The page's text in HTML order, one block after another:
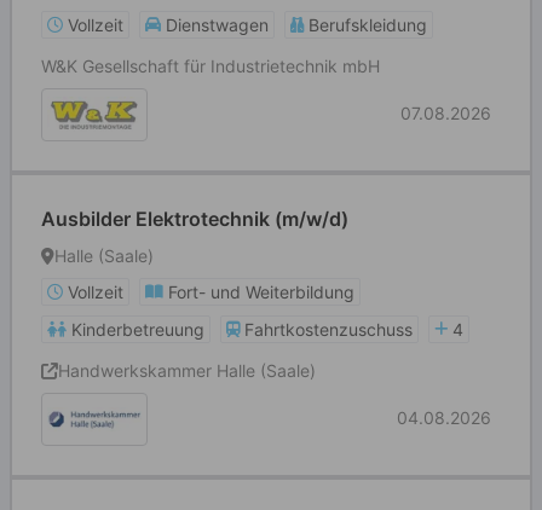
Vollzeit
Dienstwagen
Berufskleidung
W&K Gesellschaft für Industrietechnik mbH
07.08.2026
Ausbilder Elektrotechnik (m/w/d)
Halle (Saale)
Vollzeit
Fort- und Weiterbildung
Kinderbetreuung
Fahrtkostenzuschuss
4
Handwerkskammer Halle (Saale)
04.08.2026